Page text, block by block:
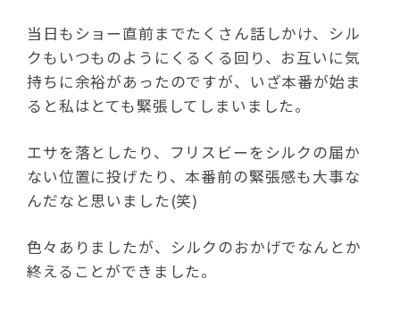
当日もショー直前までたくさん話しかけ、シル
クもいつものようにくるくる回り、お互いに気
持ちに余裕があったのですが、いざ本番が始ま
ると私はとても緊張してしまいました。
エサを落としたり、フリスビーをシルクの届か
ない位置に投げたり、本番前の緊張感も大事な
んだなと思いました(笑)
色々ありましたが、シルクのおかげでなんとか
終えることができました。